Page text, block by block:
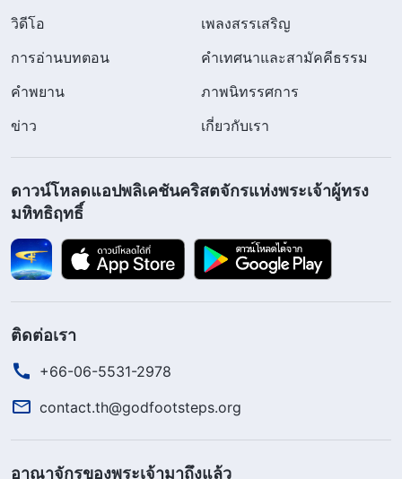
วิดีโอ
เพลงสรรเสริญ
การอ่านบทตอน
คำเทศนาและสามัคคีธรรม
คำพยาน
ภาพนิทรรศการ
ข่าว
เกี่ยวกับเรา
ดาวน์โหลดแอปพลิเคชันคริสตจักรแห่งพระเจ้าผู้ทรง
มหิทธิฤทธิ์
ติดต่อเรา
+66-06-5531-2978
contact.th@godfootsteps.org
อาณาจักรของพระเจ้ามาถึงแล้ว